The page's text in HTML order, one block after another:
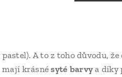
A to z toho důvodu,
mají krásnésyté barvya díky